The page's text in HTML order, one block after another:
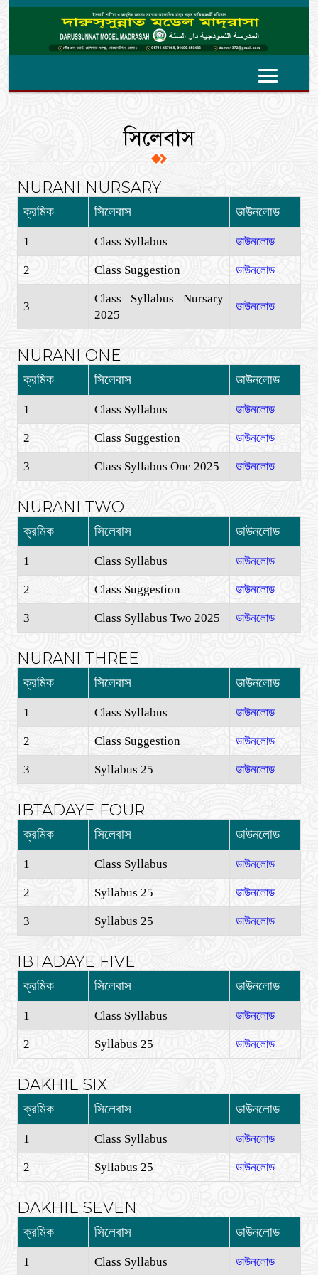
সিলেবাস
NURANI NURSARY
ক্রমিক সিলেবাস ডাউনলোড
1 Class Syllabus ডাউনলোড
2 Class Suggestion ডাউনলোড
3
Class Syllabus Nursary
2025
ডাউনলোড
NURANI ONE
ক্রমিক সিলেবাস ডাউনলোড
1 Class Syllabus ডাউনলোড
2 Class Suggestion ডাউনলোড
3 Class Syllabus One 2025 ডাউনলোড
NURANI TWO
ক্রমিক সিলেবাস ডাউনলোড
1 Class Syllabus ডাউনলোড
2 Class Suggestion ডাউনলোড
3 Class Syllabus Two 2025 ডাউনলোড
NURANI THREE
ক্রমিক সিলেবাস ডাউনলোড
1 Class Syllabus ডাউনলোড
2 Class Suggestion ডাউনলোড
3 Syllabus 25 ডাউনলোড
IBTADAYE FOUR
ক্রমিক সিলেবাস ডাউনলোড
1 Class Syllabus ডাউনলোড
2 Syllabus 25 ডাউনলোড
3 Syllabus 25 ডাউনলোড
IBTADAYE FIVE
ক্রমিক সিলেবাস ডাউনলোড
1 Class Syllabus ডাউনলোড
2 Syllabus 25 ডাউনলোড
DAKHIL SIX
ক্রমিক সিলেবাস ডাউনলোড
1 Class Syllabus ডাউনলোড
2 Syllabus 25 ডাউনলোড
DAKHIL SEVEN
ক্রমিক সিলেবাস ডাউনলোড
1 Class Syllabus ডাউনলোড